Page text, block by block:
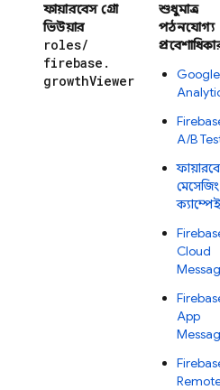
ফায়ারবেস গ্রো
ভিউয়ার
roles/
firebase .
growthViewer
শুধুমাত্র
পঠনযোগ্য
Google
A/B
মেসেজিং
Cloud
App